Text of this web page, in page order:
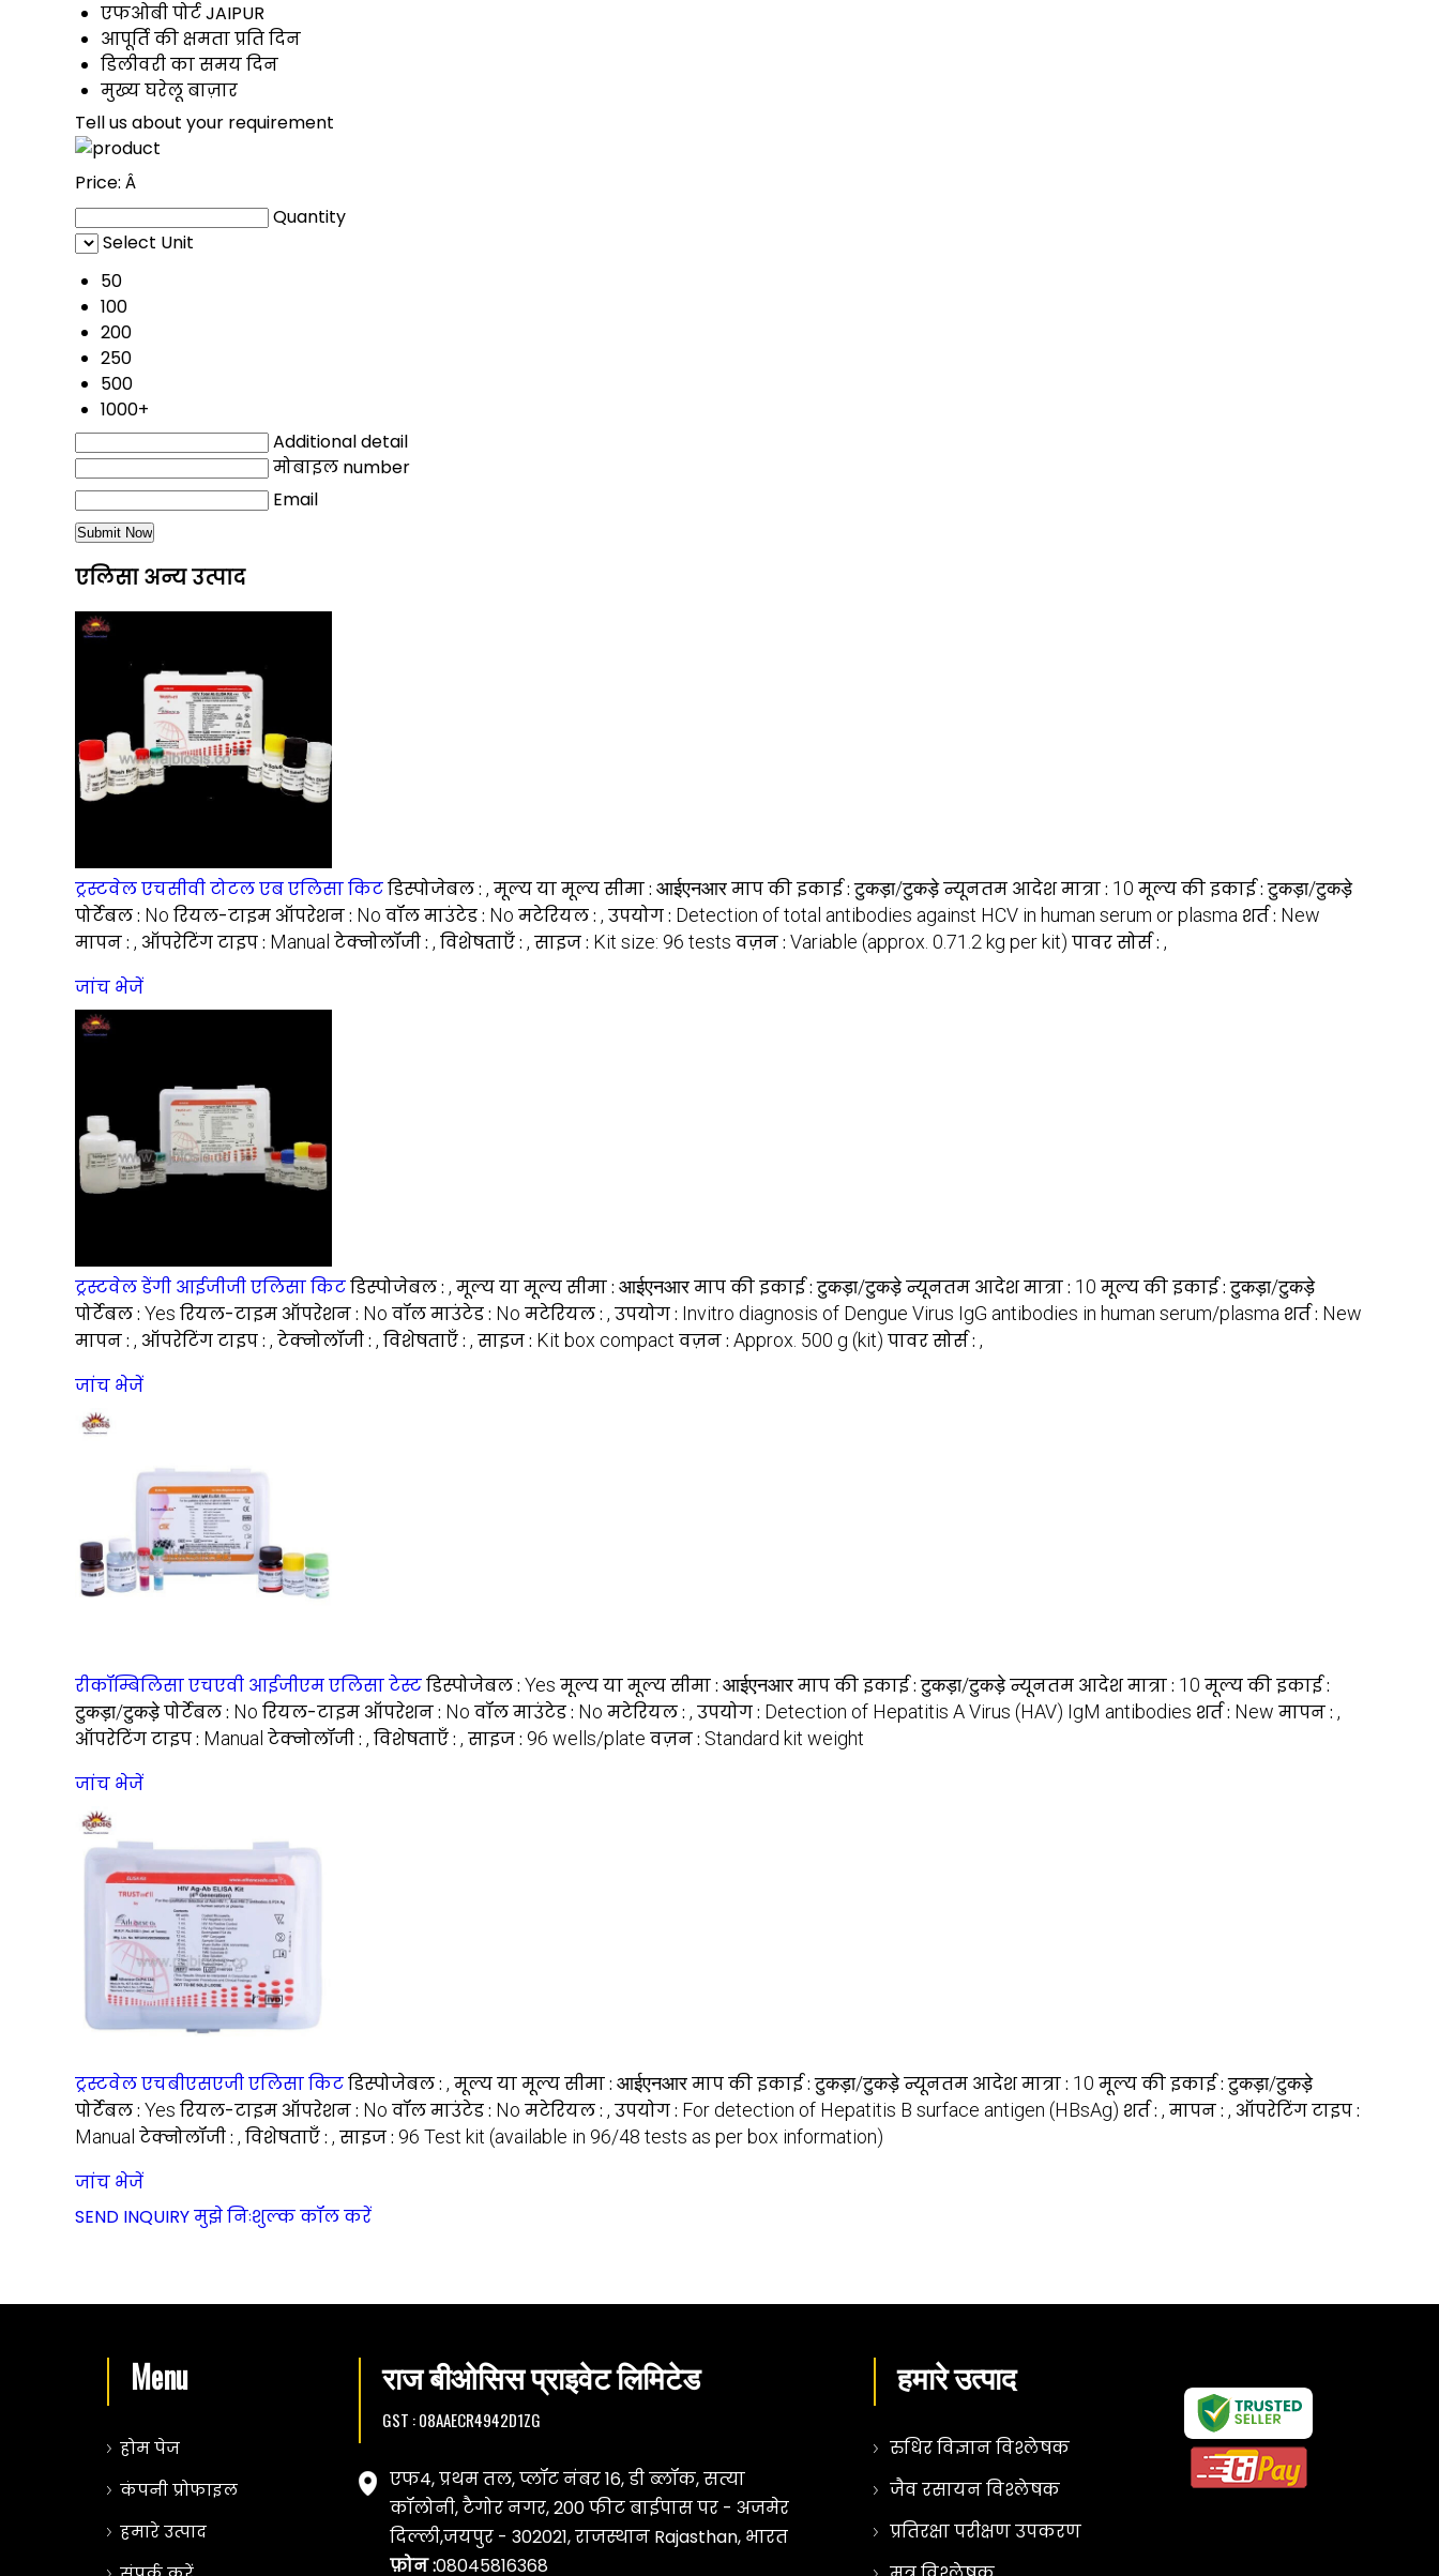
एफओबी पोर्टJAIPUR
आपूर्ति की क्षमताप्रति दिन
डिलीवरी का समयदिन
मुख्य घरेलू बाज़ार
Tell us about your requirement
Price: Â
Quantity
Select Unit
50
100
200
250
500
1000+
Additional detail
मोबाइल number
Email
एलिसा अन्य उत्पाद
ट्रस्टवेल एचसीवी टोटल एब एलिसा किटडिस्पोजेबल : , मूल्य या मूल्य सीमा : आईएनआरमाप की इकाई :टुकड़ा/टुकड़ेन्यूनतम आदेश मात्रा : 10 मूल्य की इकाई :टुकड़ा/टुकड़े
पोर्टेबल : No रियल-टाइम ऑपरेशन : No वॉल माउंटेड : No मटेरियल : , उपयोग : Detection of total antibodies against HCV in human serum or plasma शर्त : New
मापन : , ऑपरेटिंग टाइप : Manual टेक्नोलॉजी : , विशेषताएँ : , साइज : Kit size: 96 tests वज़न : Variable (approx. 0.71.2 kg per kit) पावर सोर्स : ,
जांच भेजें
ट्रस्टवेल डेंगी आईजीजी एलिसा किटडिस्पोजेबल : , मूल्य या मूल्य सीमा : आईएनआरमाप की इकाई :टुकड़ा/टुकड़ेन्यूनतम आदेश मात्रा : 10 मूल्य की इकाई :टुकड़ा/टुकड़े
पोर्टेबल : Yes रियल-टाइम ऑपरेशन : No वॉल माउंटेड : No मटेरियल : , उपयोग : Invitro diagnosis of Dengue Virus IgG antibodies in human serum/plasma शर्त : New
मापन : , ऑपरेटिंग टाइप : , टेक्नोलॉजी : , विशेषताएँ : , साइज : Kit box compact वज़न : Approx. 500 g (kit) पावर सोर्स : ,
जांच भेजें
रीकॉम्बिलिसा एचएवी आईजीएम एलिसा टेस्टडिस्पोजेबल : Yes मूल्य या मूल्य सीमा : आईएनआरमाप की इकाई :टुकड़ा/टुकड़ेन्यूनतम आदेश मात्रा : 10 मूल्य की इकाई :
टुकड़ा/टुकड़ेपोर्टेबल : No रियल-टाइम ऑपरेशन : No वॉल माउंटेड : No मटेरियल : , उपयोग : Detection of Hepatitis A Virus (HAV) IgM antibodies शर्त : New मापन : ,
ऑपरेटिंग टाइप : Manual टेक्नोलॉजी : , विशेषताएँ : , साइज : 96 wells/plate वज़न : Standard kit weight
जांच भेजें
ट्रस्टवेल एचबीएसएजी एलिसा किटडिस्पोजेबल : , मूल्य या मूल्य सीमा : आईएनआरमाप की इकाई :टुकड़ा/टुकड़ेन्यूनतम आदेश मात्रा : 10 मूल्य की इकाई :टुकड़ा/टुकड़े
पोर्टेबल : Yes रियल-टाइम ऑपरेशन : No वॉल माउंटेड : No मटेरियल : , उपयोग : For detection of Hepatitis B surface antigen (HBsAg) शर्त : , मापन : , ऑपरेटिंग टाइप :
Manual टेक्नोलॉजी : , विशेषताएँ : , साइज : 96 Test kit (available in 96/48 tests as per box information)
जांच भेजें
SEND INQUIRYमुझे निःशुल्क कॉल करें
Menu
होम पेज
कंपनी प्रोफाइल
हमारे उत्पाद
राज बीओसिस प्राइवेट लिमिटेड
GST : 08AAECR4942D1ZG
एफ4, प्रथम तल, प्लॉट नंबर 16, डी ब्लॉक, सत्या
कॉलोनी, टैगोर नगर, 200 फीट बाईपास पर - अजमेर
दिल्ली,जयपुर - 302021, राजस्थान Rajasthan, भारत
फ़ोन :08045816368
हमारे उत्पाद
रुधिर विज्ञान विश्लेषक
जैव रसायन विश्लेषक
प्रतिरक्षा परीक्षण उपकरण